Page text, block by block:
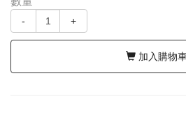
- +
加入購物